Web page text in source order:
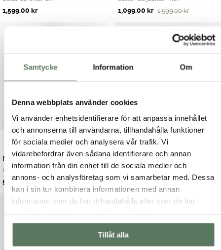
Samtycke Information Om
Denna webbplats använder cookies
Vi använder enhetsidentifierare för att anpassa innehållet
och annonserna till användarna, tillhandahålla funktioner
för sociala medier och analysera vår trafik. Vi
vidarebefordrar även sådana identifierare och annan
information från din enhet till de sociala medier och
annons- och analysföretag som vi samarbetar med. Dessa
kan i sin tur kombinera informationen med annan
information som du har tillhandahållit eller som de har
Tillåt alla
1,599.00 kr
1,599.00kr
Det
1,099.00 kr
Det
Mia Jacket
Klassisk regnjacka...
999.00kr
Det
ursprungliga
priset
999.00 kr.
599.00kr
Det
nuvarande
priset
599.00 kr.
Fodrad regnjacka
Har du också en kä...
1,299.00kr
Det
ursprungliga
priset
1,299.00 kr.
799.00kr
Det
nuvarande
priset
799.00 kr.